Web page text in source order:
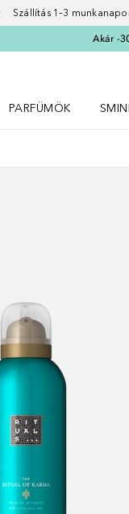
Szállítás 1–3
Akár -
PARFÜMÖK